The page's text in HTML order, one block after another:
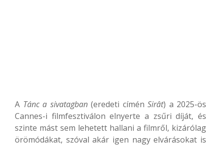
A Tánc a sivatagban(eredeti címén Sirât) a 2025-ös
Cannes-i filmfesztiválon elnyerte a zsűri díját, és
szinte mást sem lehetett hallani a filmről, kizárólag
örömódákat, szóval akár igen nagy elvárásokat is